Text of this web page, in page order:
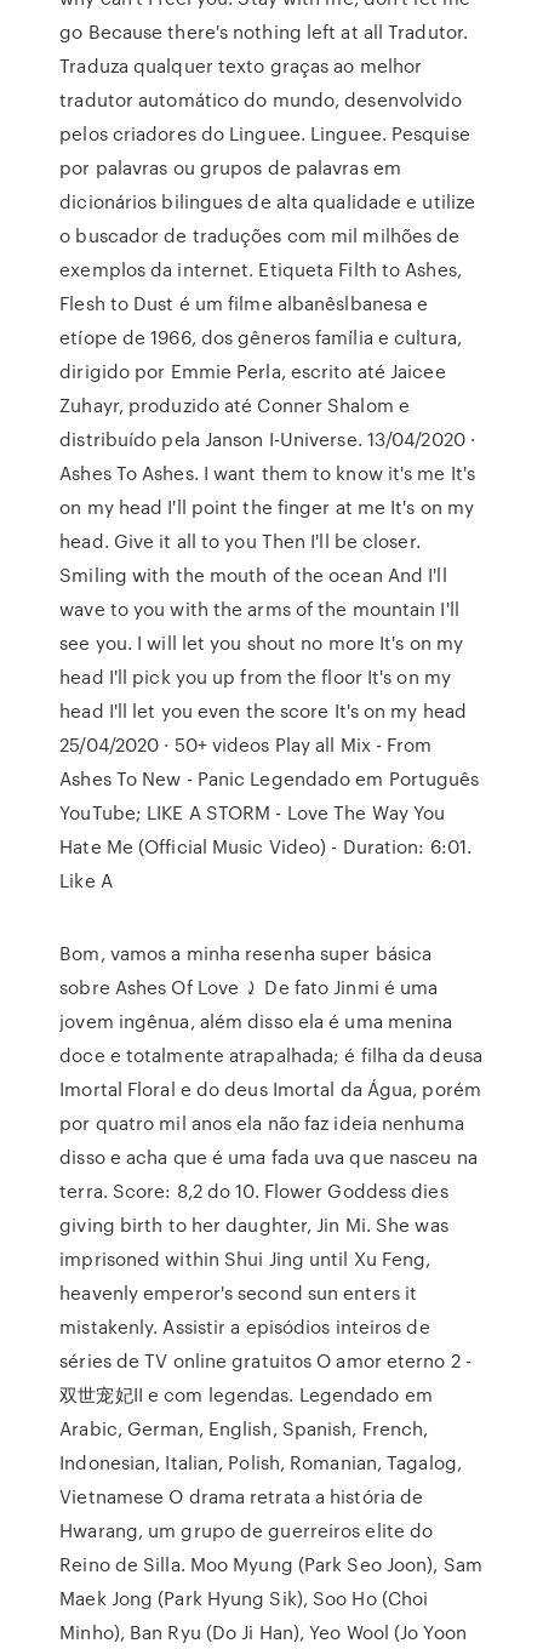
go Because there's nothing left at all Tradutor.
Traduza qualquer texto graças ao melhor
tradutor automático do mundo, desenvolvido
pelos criadores do Linguee. Linguee. Pesquise
por palavras ou grupos de palavras em
dicionários bilingues de alta qualidade e utilize
o buscador de traduções com mil milhões de
exemplos da internet. Etiqueta Filth to Ashes,
Flesh to Dust é um filme albanêslbanesa e
etíope de 1966, dos gêneros família e cultura,
dirigido por Emmie Perla, escrito até Jaicee
Zuhayr, produzido até Conner Shalom e
distribuído pela Janson I-Universe. 13/04/2020 ·
Ashes To Ashes. I want them to know it's me It's
on my head I'll point the finger at me It's on my
head. Give it all to you Then I'll be closer.
Smiling with the mouth of the ocean And I'll
wave to you with the arms of the mountain I'll
see you. I will let you shout no more It's on my
head I'll pick you up from the floor It's on my
head I'll let you even the score It's on my head
25/04/2020 · 50+ videos Play all Mix - From
Ashes To New - Panic Legendado em Português
YouTube; LIKE A STORM - Love The Way You
Hate Me (Official Music Video) - Duration: 6:01.
Like A
Bom, vamos a minha resenha super básica
sobre Ashes Of Love ⤸ De fato Jinmi é uma
jovem ingênua, além disso ela é uma menina
doce e totalmente atrapalhada; é filha da deusa
Imortal Floral e do deus Imortal da Água, porém
por quatro mil anos ela não faz ideia nenhuma
disso e acha que é uma fada uva que nasceu na
terra. Score: 8,2 do 10. Flower Goddess dies
giving birth to her daughter, Jin Mi. She was
imprisoned within Shui Jing until Xu Feng,
heavenly emperor's second sun enters it
mistakenly. Assistir a episódios inteiros de
séries de TV online gratuitos O amor eterno 2 -
双世宠妃II e com legendas. Legendado em
Arabic, German, English, Spanish, French,
Indonesian, Italian, Polish, Romanian, Tagalog,
Vietnamese O drama retrata a história de
Hwarang, um grupo de guerreiros elite do
Reino de Silla. Moo Myung (Park Seo Joon), Sam
Maek Jong (Park Hyung Sik), Soo Ho (Choi
Minho), Ban Ryu (Do Ji Han), Yeo Wool (Jo Yoon